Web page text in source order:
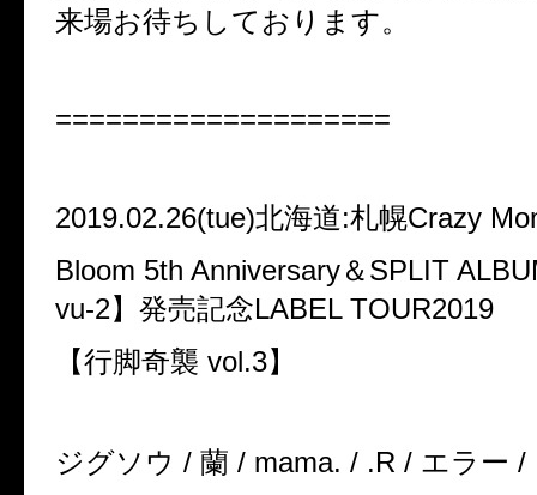
来場お待ちしております。
====================
2019.02.26(tue)北海道:札幌Crazy
Bloom 5th Anniversary＆SPLIT
vu-2】発売記念LABEL TOUR2019
【行脚奇襲 vol.3】
ジグソウ / 蘭 / mama. / .R / エラー /